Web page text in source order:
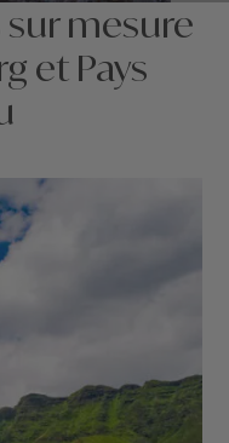
sur mesure
et Pays